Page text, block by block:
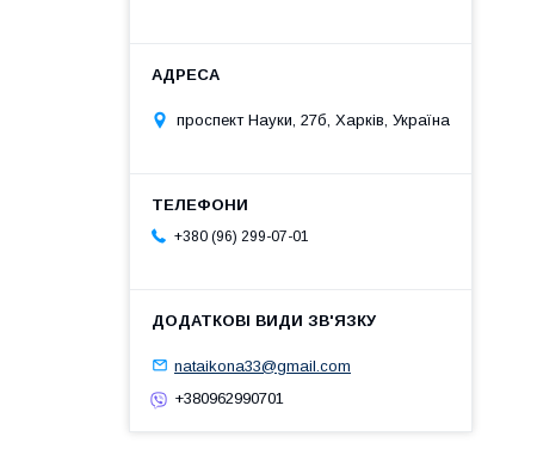
проспект Науки, 27б, Харків, Україна
+380 (96) 299-07-01
nataikona33@gmail.com
+380962990701